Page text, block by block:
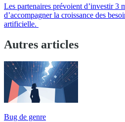
Les partenaires prévoient d’investir 3
d’accompagner la croissance des
artificielle.
Autres articles
Bug de genre